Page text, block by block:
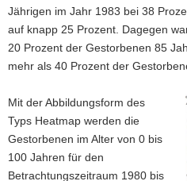
Jährigen im Jahr 1983 bei 38
auf knapp 25 Prozent. Dagegen
20 Prozent der Gestorbenen 85
mehr als 40 Prozent der
Mit der Abbildungsform des
Typs Heatmap werden die
Gestorbenen im Alter von 0 bis
100 Jahren für den
Betrachtungszeitraum 1980 bis